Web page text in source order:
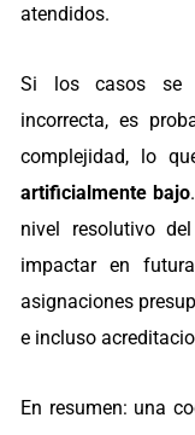
atendidos.
Si los casos se
incorrecta, es
complejidad, lo
artificialmente bajo
nivel resolutivo
impactar en
asignaciones
e incluso
En resumen: una